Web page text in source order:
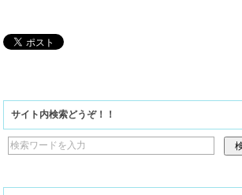
サイト内検索どうぞ！！